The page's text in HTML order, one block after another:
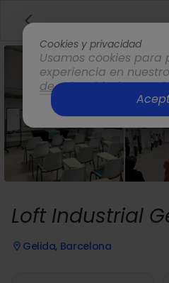
Loft Industrial
Gelida, Barcelona
Cookies y privacidad
Usamos cookies para
experiencia en
de privacidadpara